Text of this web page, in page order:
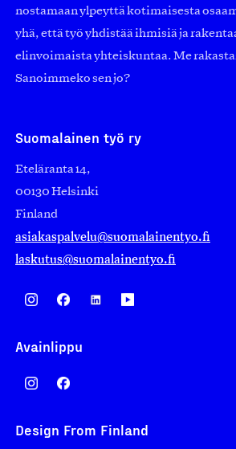
nostamaan ylpeyttä kotimaisesta
yhä, että työ yhdistää ihmisiä ja
elinvoimaista yhteiskuntaa. Me
Sanoimmeko sen jo?
Suomalainen työ ry
Eteläranta 14,
00130 Helsinki
Finland
asiakaspalvelu@suomalainentyo.fi
laskutus@suomalainentyo.fi
Avainlippu
Design From Finland